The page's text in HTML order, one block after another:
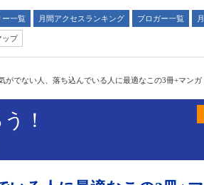
ー一覧 月間アクセスランキング ブロガー一覧
ップ
がでない人、落ち込んでいる人に最適なこの3冊+マン
！